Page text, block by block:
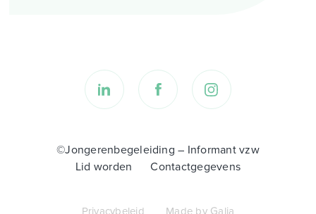
©Jongerenbegeleiding – Informant vzw
Lid worden
Contactgegevens
Privacybeleid Made by Galia